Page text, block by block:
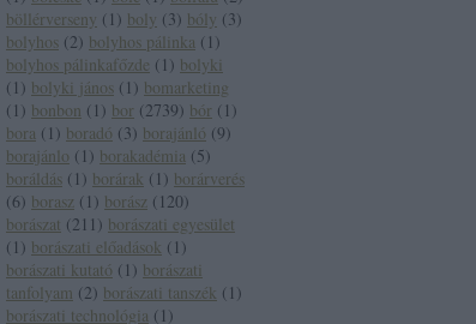
böllérverseny ( 1 ) boly (3) bóly (3)
bolyhos (2) bolyhos pálinka ( 1 )
bolyhos pálinkafőzde ( 1 ) bolyki
( 1 ) bolyki jános ( 1 ) bomarketing
( 1 ) bonbon ( 1 ) bor (2739) bór ( 1 )
bora ( 1 ) boradó (3) borajánló (9)
borajánlo ( 1 ) borakadémia (5)
boráldás ( 1 ) borárak ( 1 ) borárverés
(6) borasz ( 1 ) borász ( 120)
borászat (211 ) borászati egyesület
( 1 ) borászati előadások ( 1 )
borászati kutató ( 1 ) borászati
tanfolyam (2) borászati tanszék ( 1 )
borászati technológia ( 1 )